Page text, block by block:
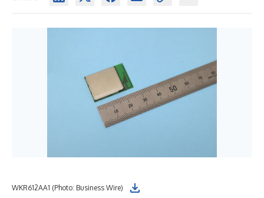
WKR612AA1 (Photo: Business Wire)